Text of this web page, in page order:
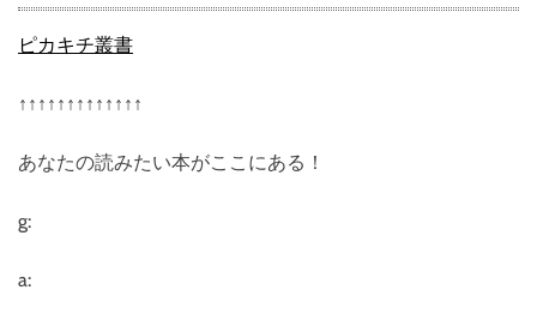
ピカキチ叢書
↑↑↑↑↑↑↑↑↑↑↑↑↑
あなたの読みたい本がここにある！
g:
a: